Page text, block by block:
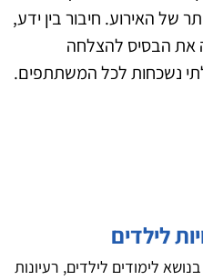
של האירוע. חיבור בין ידע,
את הבסיס להצלחה
בלתי נשכחות לכל המשתתפים.
לילדים
לימודים לילדים, רעיונות